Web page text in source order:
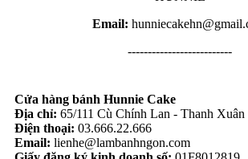
Email:
--------------------------
Cửa hàng bánh Hunnie Cake
Địa chỉ: 65/111 Cù Chính Lan - Thanh
Điện thoại: 03.666.22.666
Email: lienhe@lambanhngon.com